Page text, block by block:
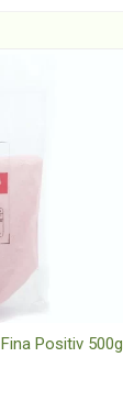
Positiv 500g